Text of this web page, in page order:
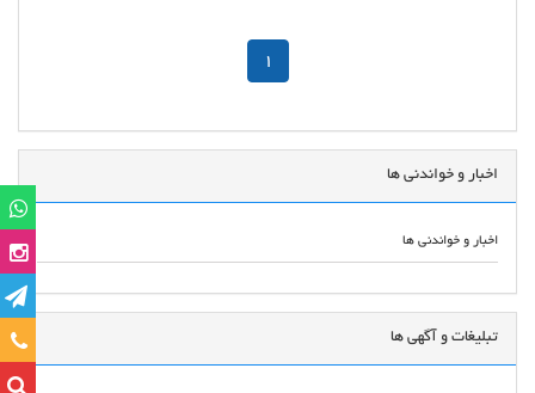
1
اخبار و خواندنی ها
اخبار و خواندنی ها
تبلیغات و آگهی ها